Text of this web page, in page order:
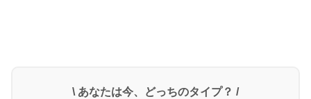
\ あなたは今、どっちのタイプ？ /